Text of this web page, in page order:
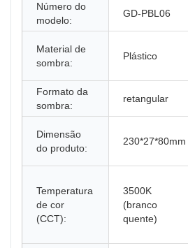
Número do
modelo:
GD-PBL06
Material de
sombra:
Plástico
Formato da
sombra:
retangular
Dimensão
do produto:
230*27*80mm
Temperatura
de cor
(CCT):
3500K
(branco
quente)